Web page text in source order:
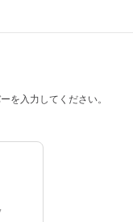
を入力してください。